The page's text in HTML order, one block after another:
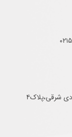
شرقی،پلاک۴